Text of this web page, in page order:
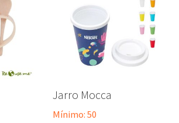
Jarro Mocca
Mínimo: 50